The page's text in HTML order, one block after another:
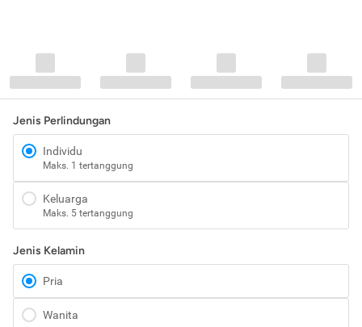
Jenis Perlindungan
Individu
Maks. 1 tertanggung
Keluarga
Maks. 5 tertanggung
Jenis Kelamin
Pria
Wanita